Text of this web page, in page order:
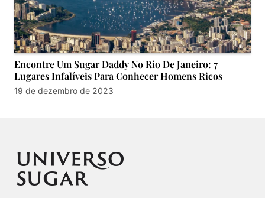
Encontre Um Sugar Daddy No Rio De Janeiro: 7
Lugares Infalíveis Para Conhecer Homens Ricos
19 de dezembro de 2023